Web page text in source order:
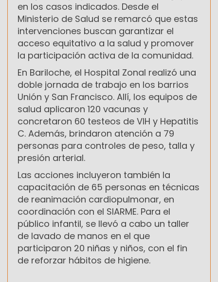
en los casos indicados. Desde el
Ministerio de Salud se remarcó que estas
intervenciones buscan garantizar el
acceso equitativo a la salud y promover
la participación activa de la comunidad.
En Bariloche, el Hospital Zonal realizó una
doble jornada de trabajo en los barrios
Unión y San Francisco. Allí, los equipos de
salud aplicaron 120 vacunas y
concretaron 60 testeos de VIH y Hepatitis
C. Además, brindaron atención a 79
personas para controles de peso, talla y
presión arterial.
Las acciones incluyeron también la
capacitación de 65 personas en técnicas
de reanimación cardiopulmonar, en
coordinación con el SIARME. Para el
público infantil, se llevó a cabo un taller
de lavado de manos en el que
participaron 20 niñas y niños, con el fin
de reforzar hábitos de higiene.